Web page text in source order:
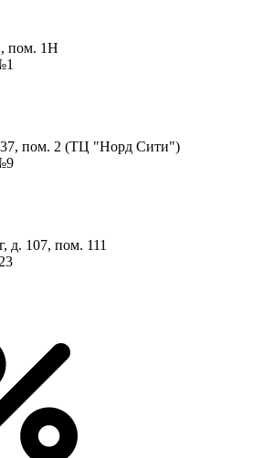
пом. 1Н
37, пом. 2 (ТЦ "Норд Сити")
д. 107, пом. 111